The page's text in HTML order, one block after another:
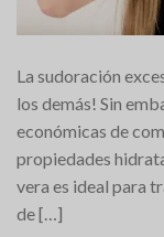
La sudoración
los demás! Sin
económicas de
propiedades
vera es ideal para
de […]